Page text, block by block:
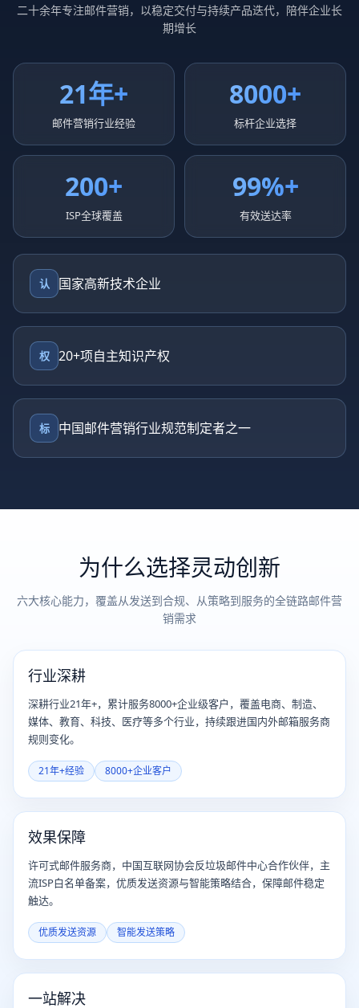
二十余年专注邮件营销，以稳定交付与持续产品迭代，陪伴企业长
期增长
21年+
邮件营销行业经验
8000+
标杆企业选择
200+
ISP全球覆盖
99%+
有效送达率
认 国家高新技术企业
权 20+项自主知识产权
标 中国邮件营销行业规范制定者之一
为什么选择灵动创新
六大核心能力，覆盖从发送到合规、从策略到服务的全链路邮件营
销需求
行业深耕
深耕行业21年+，累计服务8000+企业级客户，覆盖电商、制造、
媒体、教育、科技、医疗等多个行业，持续跟进国内外邮箱服务商
规则变化。
21年+经验 8000+企业客户
效果保障
许可式邮件服务商，中国互联网协会反垃圾邮件中心合作伙伴，主
流ISP白名单备案，优质发送资源与智能策略结合，保障邮件稳定
触达。
优质发送资源 智能发送策略
一站解决